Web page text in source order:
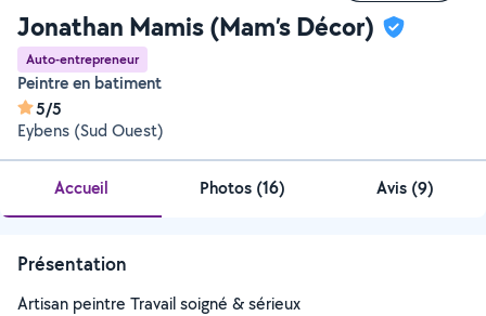
Jonathan Mamis (Mam’s Décor)
Auto-entrepreneur
Peintre en batiment
5/5
Eybens (Sud Ouest)
Accueil Photos (16) Avis (9)
Présentation
Artisan peintre Travail soigné & sérieux